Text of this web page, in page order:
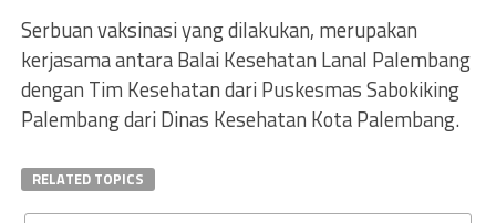
Serbuan vaksinasi yang dilakukan, merupakan
kerjasama antara Balai Kesehatan Lanal Palembang
dengan Tim Kesehatan dari Puskesmas Sabokiking
Palembang dari Dinas Kesehatan Kota Palembang.
RELATED TOPICS